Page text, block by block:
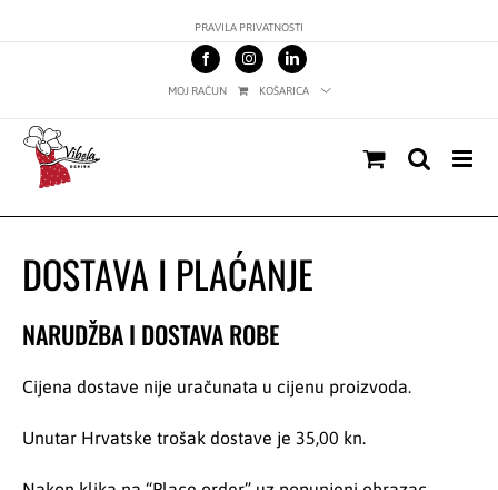
to
PRAVILA PRIVATNOSTI
MOJ RAČUN KOŠARICA
DOSTAVA I PLAĆANJE
NARUDŽBA I DOSTAVA ROBE
Cijena dostave nije uračunata u cijenu proizvoda.
Unutar Hrvatske trošak dostave je 35,00 kn.